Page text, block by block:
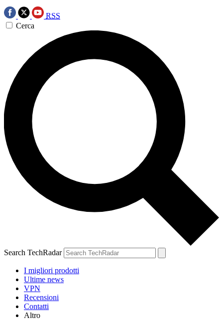
RSS
Cerca
Search TechRadar
I migliori prodotti
Ultime news
VPN
Recensioni
Contatti
Altro